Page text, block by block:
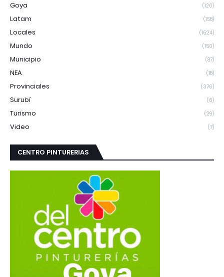
Goya (120)
Latam (158)
Locales (1624)
Mundo (150)
Municipio (87)
NEA (18)
Provinciales (376)
Surubí (6)
Turismo (29)
Video (7)
CENTRO PINTURERIAS